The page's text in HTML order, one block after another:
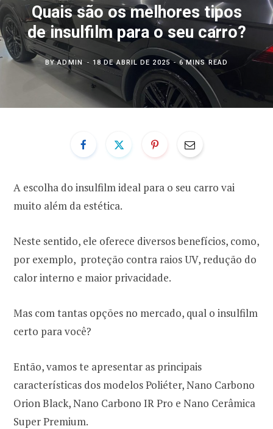
Quais são os melhores tipos
de insulfilm para o seu carro?
BYADMIN 18 DE ABRIL DE 2025 6 MINS READ
A escolha do insulfilm ideal para o seu carro vai
muito além da estética.
Neste sentido, ele oferece diversos benefícios, como,
por exemplo, proteção contra raios UV, redução do
calor interno e maior privacidade.
Mas com tantas opções no mercado, qual o insulfilm
certo para você?
Então, vamos te apresentar as principais
características dos modelos Poliéter, Nano Carbono
Orion Black, Nano Carbono IR Pro e Nano Cerâmica
Super Premium.